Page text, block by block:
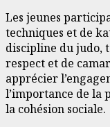
Les jeunes
techniques et de
discipline du judo,
respect et de
apprécier
l’importance de la
la cohésion sociale.